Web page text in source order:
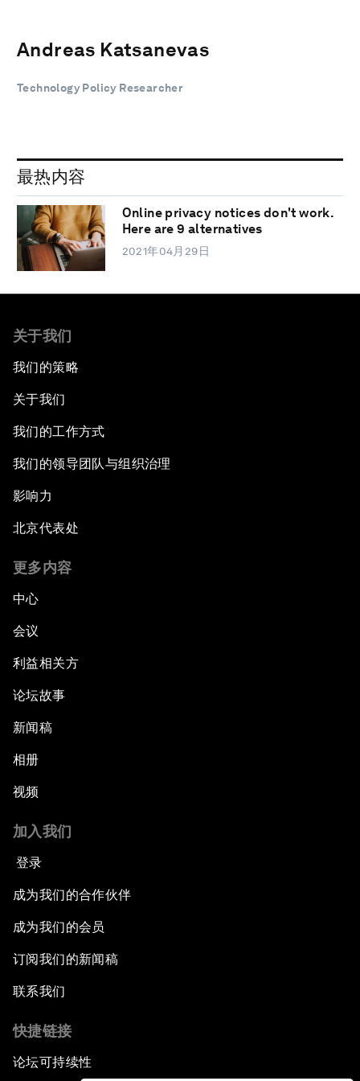
Andreas Katsanevas
Technology Policy Researcher
最热内容
Online privacy notices don't work.
Here are 9 alternatives
2021年04月29日
关于我们
我们的策略
关于我们
我们的工作方式
我们的领导团队与组织治理
影响力
北京代表处
更多内容
中心
会议
利益相关方
论坛故事
新闻稿
相册
视频
加入我们
登录
成为我们的合作伙伴
成为我们的会员
订阅我们的新闻稿
联系我们
快捷链接
论坛可持续性